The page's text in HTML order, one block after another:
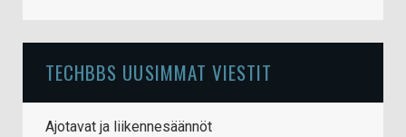
TECHBBS UUSIMMAT VIESTIT
Ajotavat ja liikennesäännöt